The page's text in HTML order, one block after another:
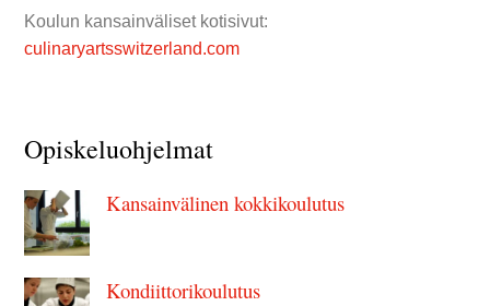
Koulun kansainväliset kotisivut:
culinaryartsswitzerland.com
Opiskeluohjelmat
Kansainvälinen kokkikoulutus
Kondiittorikoulutus